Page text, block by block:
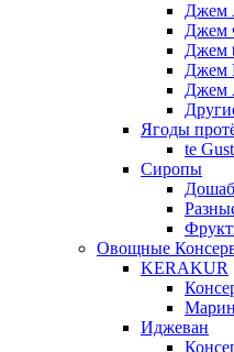
Джем
Джем
Джем
Джем
Джем
Ягоды
te
Сиропы
Дошаб
Овощные
KERAKUR
Иджеван